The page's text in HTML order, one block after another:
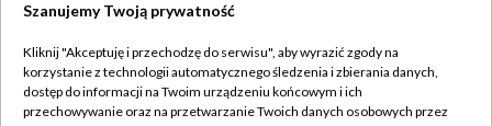
Abonament TVP
Sklep TVP
Regulamin TVP
Polityka prywatności
Szanujemy Twoją prywatność
Kliknij "Akceptuję i przechodzę do serwisu", aby wyrazić zgody na
korzystanie z technologii automatycznego śledzenia i zbierania danych,
dostęp do informacji na Twoim urządzeniu końcowym i ich
przechowywanie oraz na przetwarzanie Twoich danych osobowych przez